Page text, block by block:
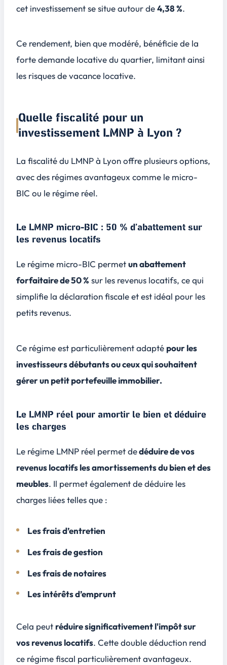
cet investissement se situe autour de4,38 %.
Ce rendement, bien que modéré, bénéficie de la
forte demande locative du quartier, limitant ainsi
les risques de vacance locative.
Quelle fiscalité pour un
investissement LMNP à Lyon ?
La fiscalité du LMNP à Lyon offre plusieurs options,
avec des régimes avantageux comme le micro-
BIC ou le régime réel.
Le LMNP micro-BIC : 50 % d’abattement sur
les revenus locatifs
Le régime micro-BIC permetun abattement
forfaitaire de 50 % sur les revenus locatifs, ce qui
simplifie la déclaration fiscale et est idéal pour les
petits revenus.
Ce régime est particulièrement adapté pour les
investisseurs débutants ou ceux qui souhaitent
gérer un petit portefeuille immobilier.
Le LMNP réel pour amortir le bien et déduire
les charges
Le régime LMNP réel permet dedéduire de vos
revenus locatifs les amortissements du bien et des
meubles. Il permet également de déduire les
charges liées telles que :
Les frais d’entretien
Les frais de gestion
Les frais de notaires
Les intérêts d’emprunt
Cela peut réduire significativement l'impôt sur
vos revenus locatifs. Cette double déduction rend
ce régime fiscal particulièrement avantageux.